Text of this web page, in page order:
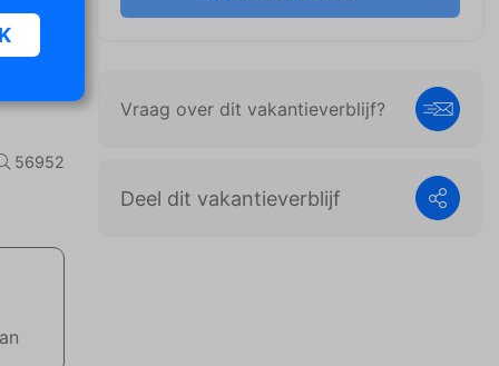
56952
Vraag over dit vakantieverblijf?
Deel dit vakantieverblijf
van